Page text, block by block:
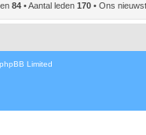
84 • Aantal leden 170 • Ons
Limited